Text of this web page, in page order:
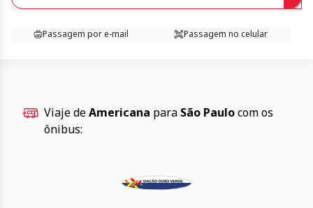
Passagem por e-mail Passagem no celular
Viaje deAmericana para São Paulocom os
ônibus: